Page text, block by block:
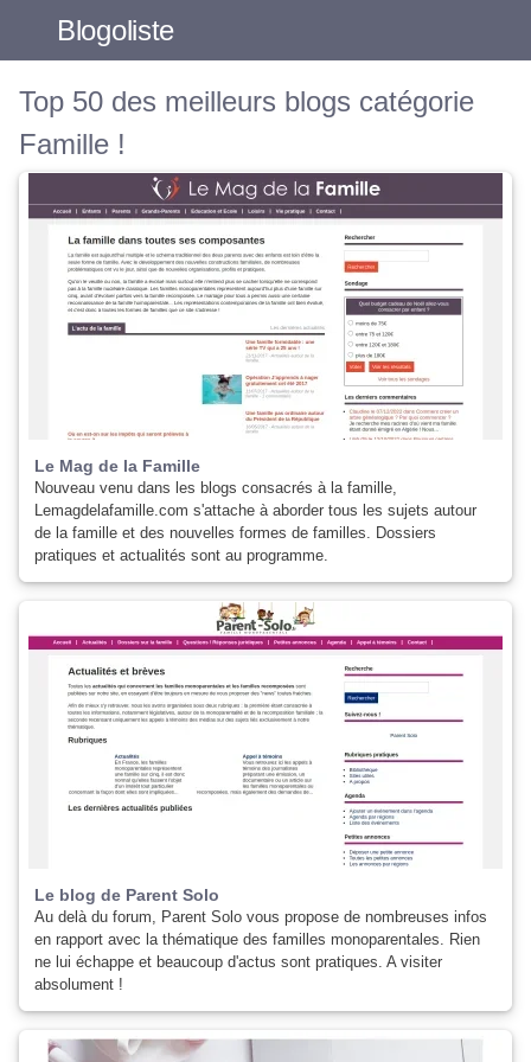
Blogoliste
Top 50 des meilleurs blogs catégorie
Famille !
Le Mag de la Famille
Nouveau venu dans les blogs consacrés à la famille,
Lemagdelafamille.com s'attache à aborder tous les sujets autour
de la famille et des nouvelles formes de familles. Dossiers
pratiques et actualités sont au programme.
Le blog de Parent Solo
Au delà du forum, Parent Solo vous propose de nombreuses infos
en rapport avec la thématique des familles monoparentales. Rien
ne lui échappe et beaucoup d'actus sont pratiques. A visiter
absolument !